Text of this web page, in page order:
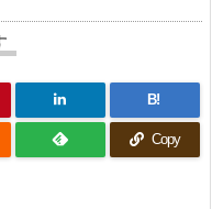
B!
Copy